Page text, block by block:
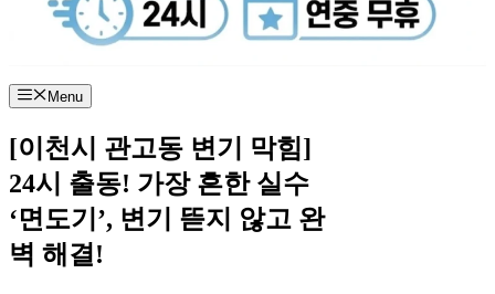
Menu
[이천시 관고동 변기 막힘]
24시 출동! 가장 흔한 실수
‘면도기’, 변기 뜯지 않고 완
벽 해결!